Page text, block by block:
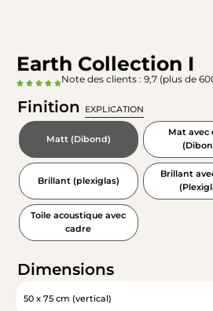
Earth Collection I
Note des clients : 9,7 (plus de
Finition EXPLICATION
Matt (Dibond)
Mat avec
Brillant (plexiglas)
Brillant
Toile acoustique avec
cadre
Dimensions